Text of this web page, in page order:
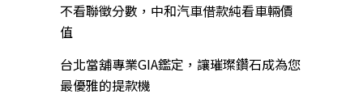
不看聯徵分數，中和汽車借款純看車輛價
值
台北當舖專業GIA鑑定，讓璀璨鑽石成為您
最優雅的提款機